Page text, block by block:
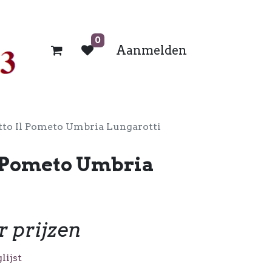
0
Aanmelden
Il Pometo Umbria Lungarotti
Umbria
prijzen